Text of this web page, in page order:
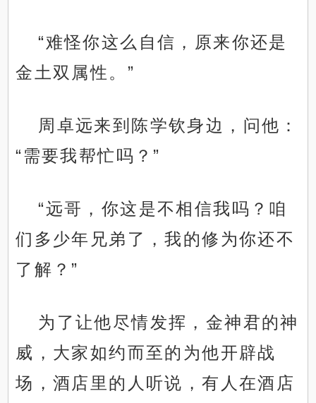
“难怪你这么自信，原来你还是
金土双属性。”
周卓远来到陈学钦身边，问他：
“需要我帮忙吗？”
“远哥，你这是不相信我吗？咱
们多少年兄弟了，我的修为你还不
了解？”
为了让他尽情发挥，金神君的神
威，大家如约而至的为他开辟战
场，酒店里的人听说，有人在酒店